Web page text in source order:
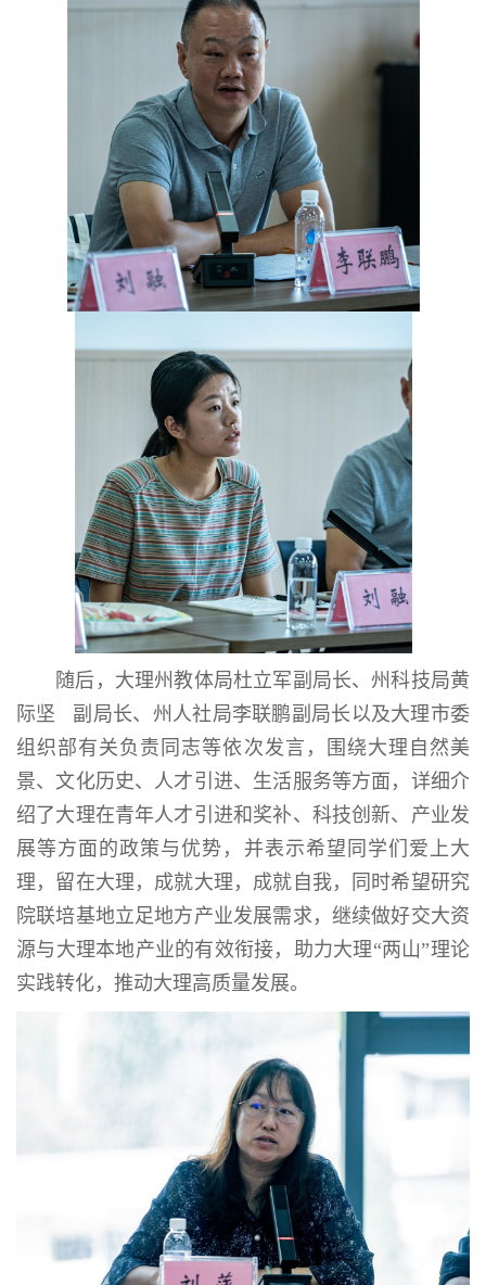
随后，大理州教体局杜立军副局长、州科技局黄
际坚 副局长、州人社局李联鹏副局长以及大理市委
组织部有关负责同志等依次发言，围绕大理自然美
景、文化历史、人才引进、生活服务等方面，详细介
绍了大理在青年人才引进和奖补、科技创新、产业发
展等方面的政策与优势，并表示希望同学们爱上大
理，留在大理，成就大理，成就自我，同时希望研究
院联培基地立足地方产业发展需求，继续做好交大资
源与大理本地产业的有效衔接，助力大理“两山”理论
实践转化，推动大理高质量发展。